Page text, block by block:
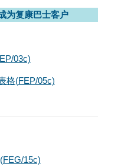
为复康巴士客户
03c)
格(FEP/05c)
15c)